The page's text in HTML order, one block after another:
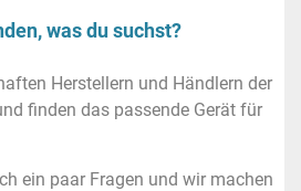
was du suchst?
Herstellern und Händlern der
finden das passende Gerät für
ein paar Fragen und wir machen